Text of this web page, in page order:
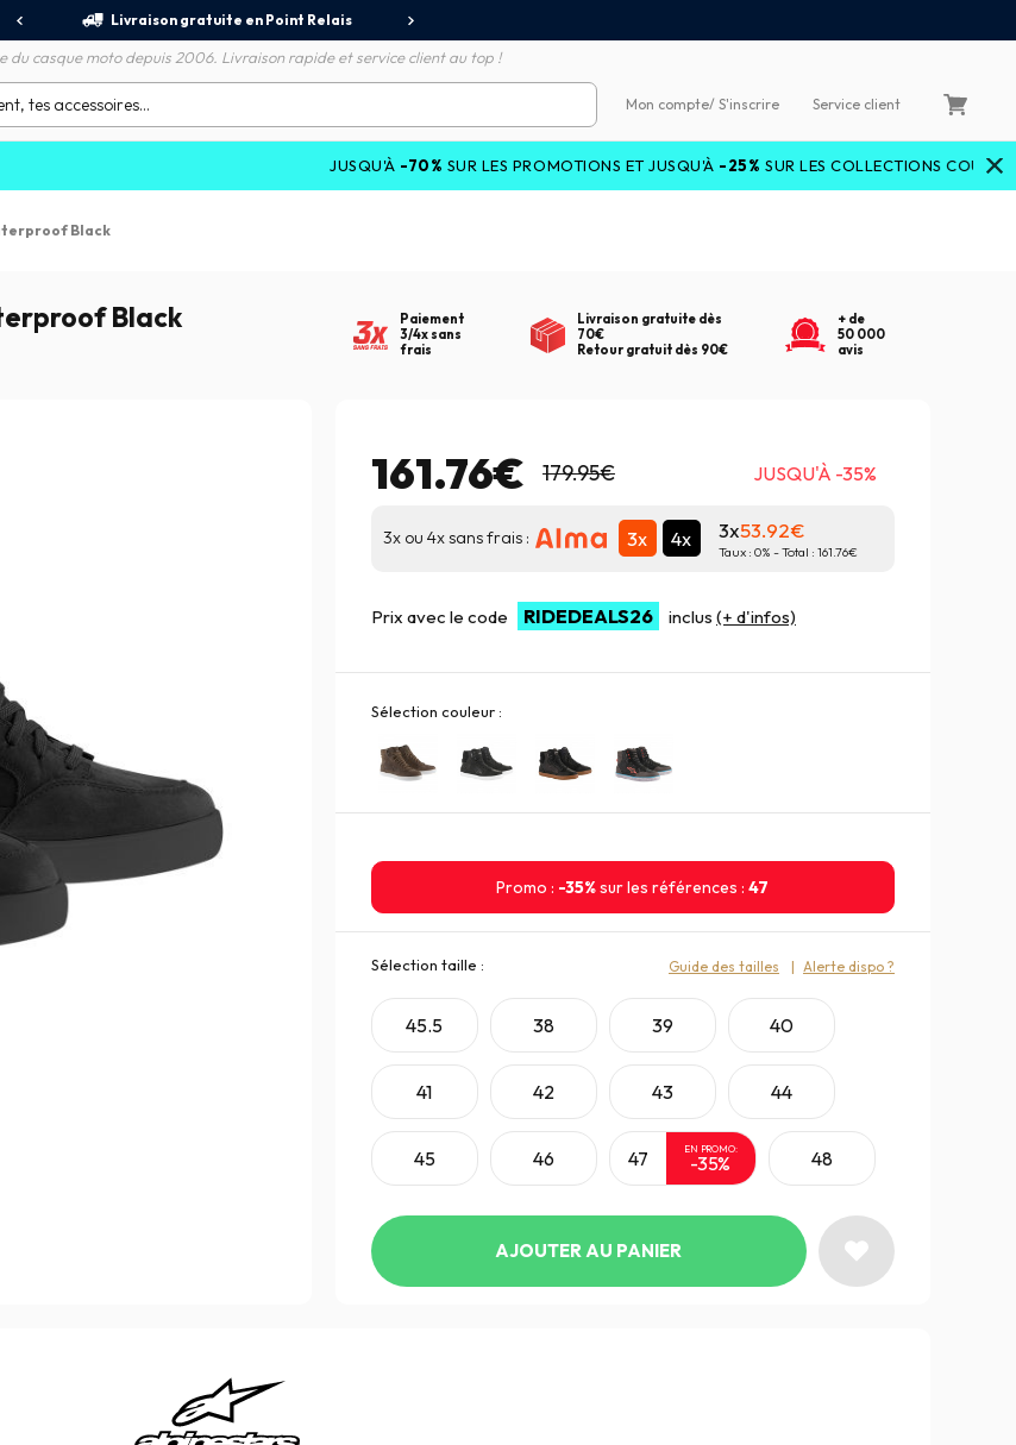
Livraison gratuite en Point Relais
du casque moto depuis 2006. Livraison rapide et service client au top !
Mon compte/ S'inscrire Service client
-70%SUR LES PROMOTIONS ET JUSQU'À-25%SUR LES COLLECTIONS COURANTES AVEC LE
Black
Black
Paiement
3/4x sans
frais
Livraison gratuite dès
70€
Retour gratuit dès 90€
+ de
50 000
avis
161.76€ 179.95€ JUSQU'À -35%
3x ou 4x sans frais : 3x 4x 3x53.92
Taux : 0% - Total : 161.76
Prix avec le code RIDEDEALS26 inclus (+ d'infos)
Sélection couleur :
Promo : -35%sur les références :47
Sélection taille :
45.5 38 39 40
41 42 43 44
45 46 47 EN PROMO:
-35% 48
Guide des tailles Alerte dispo ?
AJOUTER AU PANIER